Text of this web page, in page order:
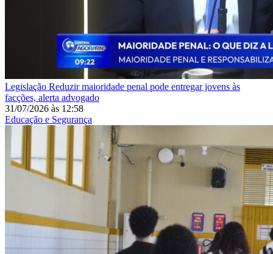
Legislação Reduzir maioridade penal pode entregar jovens às
facções, alerta advogado
31/07/2026 às 12:58
Educação e Segurança